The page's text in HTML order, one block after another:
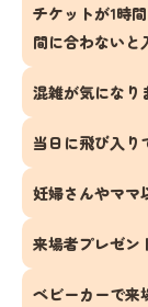
チケットが1時
間に合わないと
混雑が気になり
当日に飛び入り
妊婦さんやママ
来場者プレゼン
ベビーカーで来